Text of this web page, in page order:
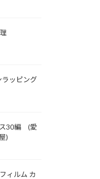
ッピング
ス30編 (愛
)
ィルム カ